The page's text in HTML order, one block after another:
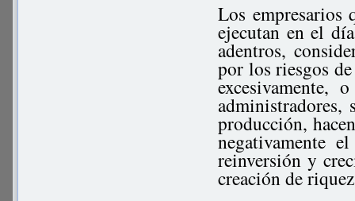
Los empresarios
ejecutan en el
adentros,
por los riesgos
excesivamente,
administradores,
producción,
negativamente
reinversión y
creación de